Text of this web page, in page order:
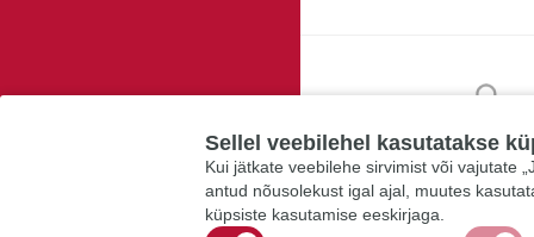
Sellel veebilehel kasutatakse
Kui jätkate veebilehe sirvimist või vajutate
antud nõusolekust igal ajal, muutes
küpsiste kasutamise eeskirjaga.